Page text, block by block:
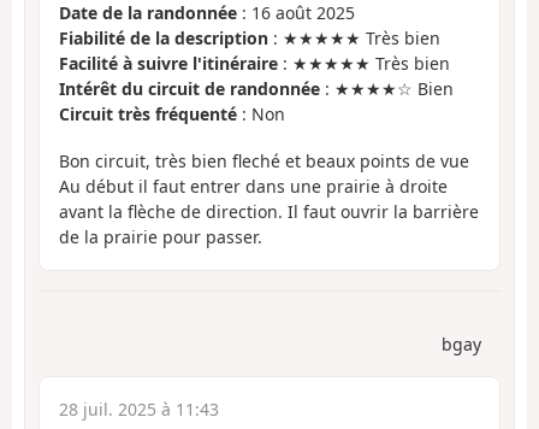
Date de la randonnée : 16 août 2025
Fiabilité de la description : ★★★★★ Très bien
Facilité à suivre l'itinéraire : ★★★★★ Très bien
Intérêt du circuit de randonnée : ★★★★☆ Bien
Circuit très fréquenté : Non
Bon circuit, très bien fleché et beaux points de vue
Au début il faut entrer dans une prairie à droite
avant la flèche de direction. Il faut ouvrir la barrière
de la prairie pour passer.
bgay
28 juil. 2025 à 11:43